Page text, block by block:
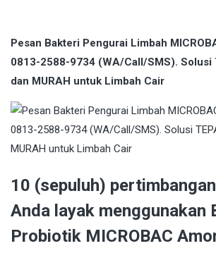
Pesan Bakteri Pengurai Limbah
0813-2588-9734 (WA/Call/SMS). Solusi
dan MURAH untuk Limbah Cair
10 (sepuluh)
Anda layak menggunakan
Probiotik MICROBAC